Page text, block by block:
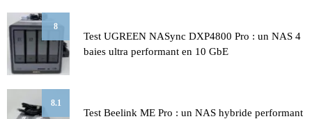
8
Test UGREEN NASync DXP4800 Pro : un NAS 4
baies ultra performant en 10 GbE
8.1
Test Beelink ME Pro : un NAS hybride performant